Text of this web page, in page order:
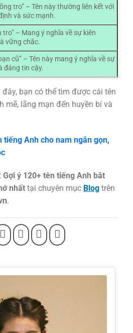
tro” – Tên này thường liên kết với
và sức mạnh.
tro” – Mang ý nghĩa về sự kiên
vững chắc.
cũ” – Tên này mang ý nghĩa về sự
đáng tin cậy.
bạn có thể tìm được cái tên
mẽ, lãng mạn đến huyền bí và
tiếng Anh cho nam ngắn gọn,
Gợi ý 120+ tên tiếng Anh bắt
nhấttại chuyên mục Blogtrên
.